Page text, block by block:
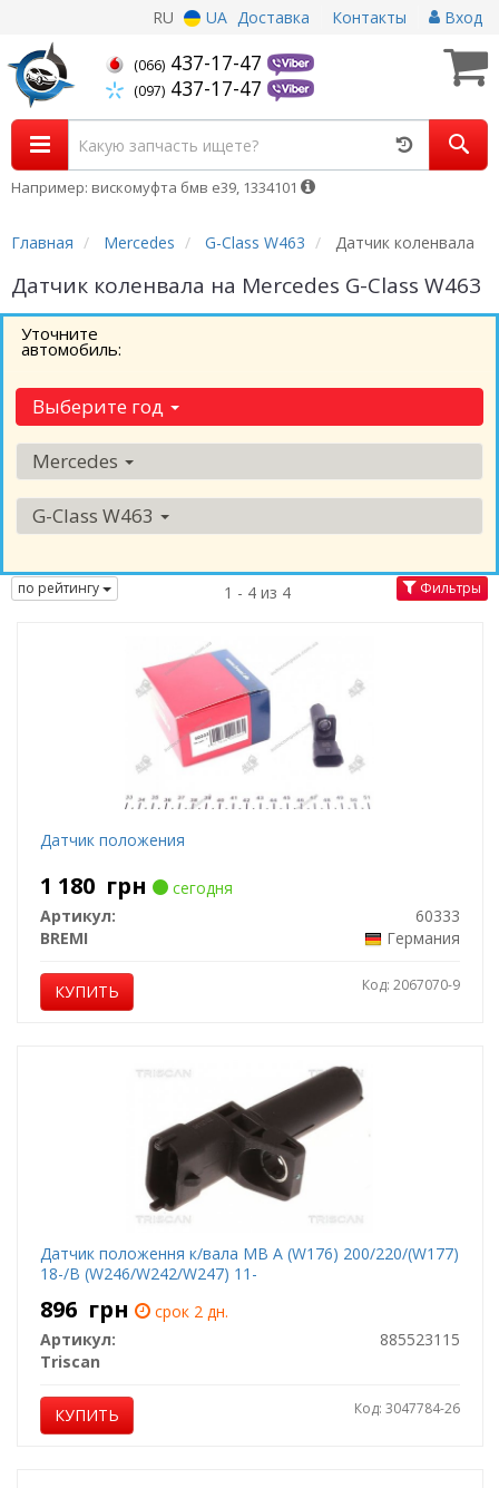
RU UA Доставка Контакты Вход
(066) 437-17-47
(097) 437-17-47
Например: вискомуфта бмв е39, 1334101
Главная Mercedes G-Class W463 Датчик коленвала
Датчик коленвала на Mercedes G-Class W463
Уточните
автомобиль:
Выберите год
Mercedes
G-Class W463
по рейтингу 1 - 4 из 4 Фильтры
Датчик положения
1 180 грн
сегодня
Артикул:
60333
BREMI
Германия
КУПИТЬ Код: 2067070-9
Датчик положення к/вала MB A (W176) 200/220/(W177)
18-/B (W246/W242/W247) 11-
896 грн
срок 2 дн.
Артикул:
885523115
Triscan
КУПИТЬ Код: 3047784-26